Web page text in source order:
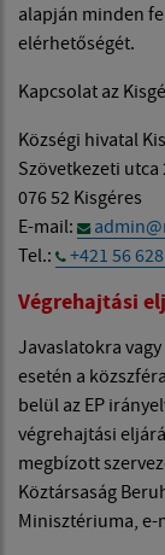
alapján minden
elérhetőségét.
Kapcsolat az
Községi hivatal
Szövetkezeti utca
076 52 Kisgéres
E-mail:
Tel.:
+421 56
Végrehajtási
Javaslatokra
esetén a
belül az EP
végrehajtási
megbízott
Köztársaság
Minisztériuma, e-